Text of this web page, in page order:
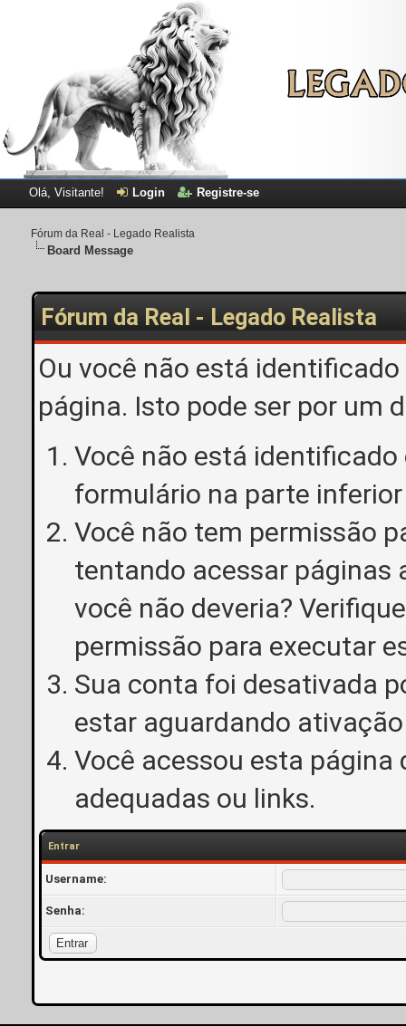
Olá, Visitante! Login Registre-se
Fórum da Real - Legado Realista
Board Message
Fórum da Real - Legado Realista
Ou você não está
página. Isto pode ser por um
Você não está
formulário na parte
Você não tem permissão
tentando acessar páginas
você não deveria?
permissão para executar
Sua conta foi desativada
estar aguardando
Você acessou esta
adequadas ou links.
Entrar
Username:
Senha: